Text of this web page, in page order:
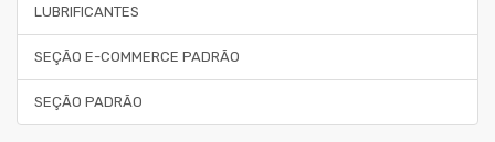
LUBRIFICANTES
SEÇÃO E-COMMERCE PADRÃO
SEÇÃO PADRÃO